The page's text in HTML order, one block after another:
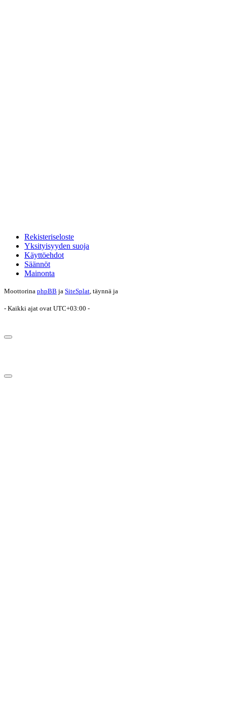
Rekisteriseloste
Yksityisyyden suoja
Käyttöehdot
Säännöt
Mainonta
Moottorina phpBB ja SiteSplat , täynnä ja
- Kaikki ajat ovat UTC+03:00 -